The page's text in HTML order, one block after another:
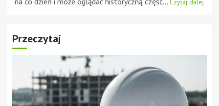
Czytaj dalej
Przeczytaj